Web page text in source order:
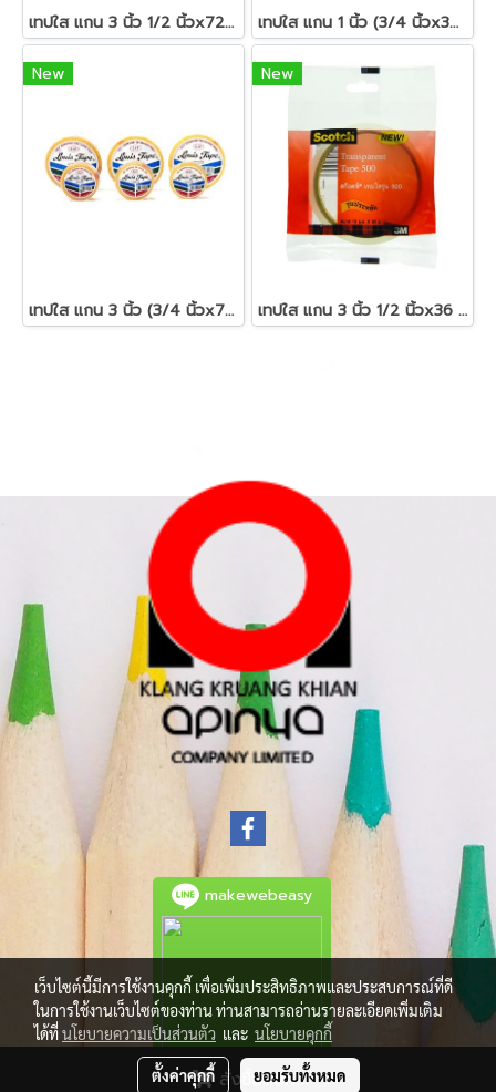
สั่งซื้อสินค้า
เทปใส แกน 3 นิ้ว 1/2 นิ้วx72 หลา หลุยส์ เทปใส แกน 1 นิ้ว (3/4 นิ้วx36 หลา) หลุยส์
New
เทปใส แกน 3 นิ้ว (3/4 นิ้วx72 หลา) หลุยส์
New
เทปใส แกน 3 นิ้ว 1/2 นิ้วx36 หลา สก๊อตช์ 500
makewebeasy
เว็บไซต์นี้มีการใช้งานคุกกี้ เพื่อเพิ่มประสิทธิภาพและประสบการณ์ที่ดี
ในการใช้งานเว็บไซต์ของท่าน ท่านสามารถอ่านรายละเอียดเพิ่มเติม
ได้ที่นโยบายความเป็นส่วนตัว และ นโยบายคุกกี้
ตั้งค่าคุกกี้ ยอมรับทั้งหมด